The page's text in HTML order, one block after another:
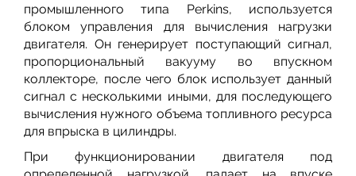
промышленного типа Perkins, используется
блоком управления для вычисления нагрузки
двигателя. Он генерирует поступающий сигнал,
пропорциональный вакууму во впускном
коллекторе, после чего блок использует данный
сигнал с несколькими иными, для последующего
вычисления нужного объема топливного ресурса
для впрыска в цилиндры.
При функционировании двигателя под